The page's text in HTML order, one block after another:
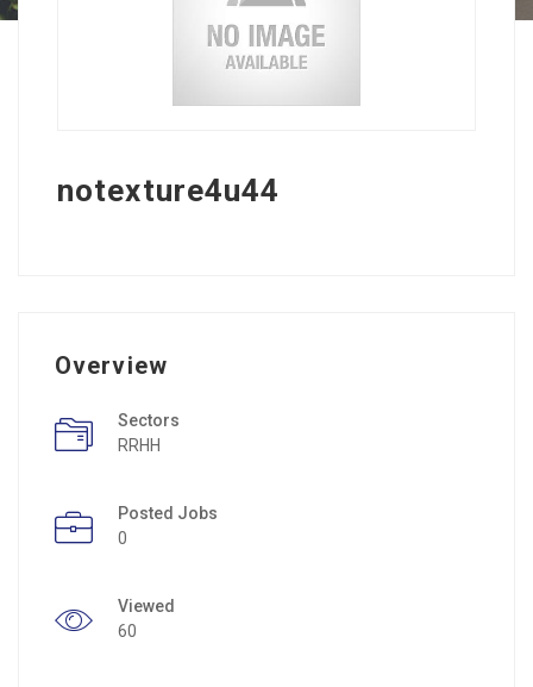
notexture4u44
Overview
Sectors
RRHH
Posted Jobs
0
Viewed
60